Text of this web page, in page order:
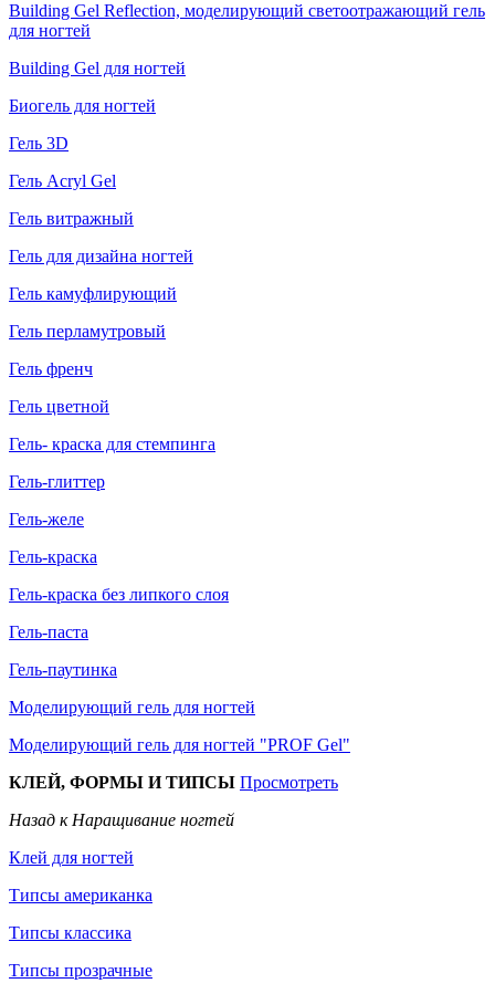
Building Gel Reflection, моделирующий светоотражающий гель
для ногтей
Building Gel для ногтей
Биогель для ногтей
Гель 3D
Гель Acryl Gel
Гель витражный
Гель для дизайна ногтей
Гель камуфлирующий
Гель перламутровый
Гель френч
Гель цветной
Гель- краска для стемпинга
Гель-глиттер
Гель-желе
Гель-краска
Гель-краска без липкого слоя
Гель-паста
Гель-паутинка
Моделирующий гель для ногтей
Моделирующий гель для ногтей "PROF Gel"
КЛЕЙ, ФОРМЫ И ТИПСЫ Просмотреть
Назад к Наращивание ногтей
Клей для ногтей
Типсы американка
Типсы классика
Типсы прозрачные